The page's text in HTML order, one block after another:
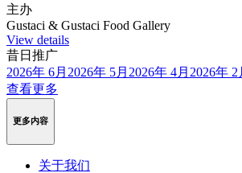
主办
Gustaci & Gustaci Food Gallery
View details
昔日推广
2026年 6月 2026年 5月 2026年 4月 2026年 2
查看更多
更多内容
关于我们